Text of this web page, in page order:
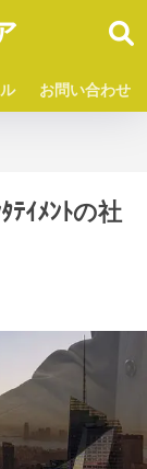
お問い合わせ
ﾃｲﾒﾝﾄの社